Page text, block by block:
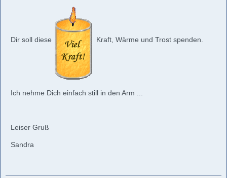
Dir soll diese Kraft, Wärme und Trost spenden.
Ich nehme Dich einfach still in den Arm ...
Leiser Gruß
Sandra